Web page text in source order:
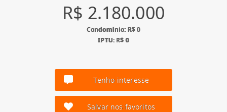
R$ 2.180.000
Condomínio: R$ 0
IPTU: R$ 0
Tenho interesse
Salvar nos favoritos